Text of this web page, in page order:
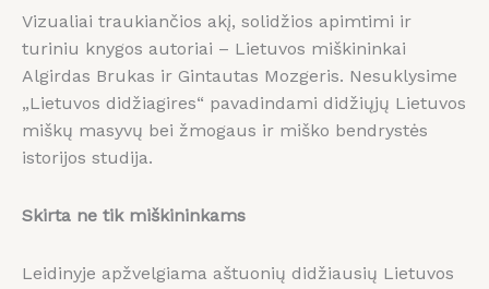
Vizualiai traukiančios akį, solidžios apimtimi ir
turiniu knygos autoriai – Lietuvos miškininkai
Algirdas Brukas ir Gintautas Mozgeris. Nesuklysime
„Lietuvos didžiagires“ pavadindami didžiųjų Lietuvos
miškų masyvų bei žmogaus ir miško bendrystės
istorijos studija.
Skirta ne tik miškininkams
Leidinyje apžvelgiama aštuonių didžiausių Lietuvos